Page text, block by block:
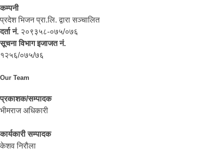
कम्पनी
प्रदेश भिजन प्रा.लि. द्वारा सञ्‍चालित
दर्ता नं. २०९३५८-०७५/०७६
सूचना विभाग इजाजत नं.
१२५६/०७५/७६
Our Team
प्रकाशक/सम्पादक
भीमराज अधिकारी
कार्यकारी सम्पादक
केशव निरौला